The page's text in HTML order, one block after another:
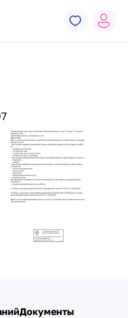
Документы